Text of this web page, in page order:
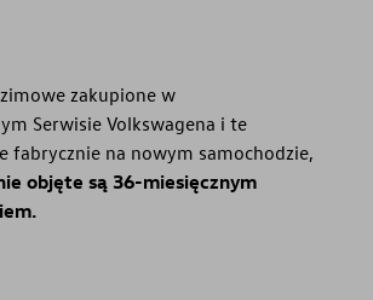
zakupione w
Serwisie Volkswagena i te
fabrycznie na nowym samochodzie,
objęte są 36-miesięcznym